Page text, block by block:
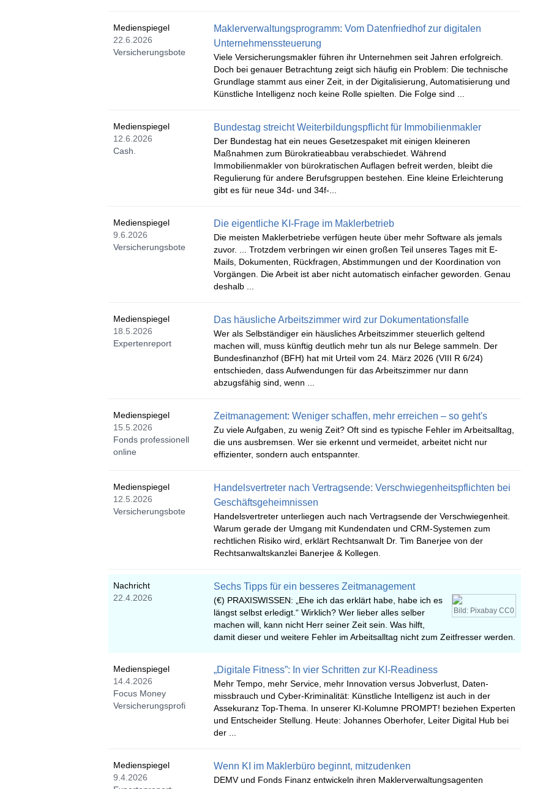
Medienspiegel
22.6.2026
Versicherungsbote
Maklerverwaltungsprogramm: Vom Datenfriedhof zur digitalen
Unternehmenssteuerung
Viele Versicherungsmakler führen ihr Unternehmen seit Jahren erfolgreich.
Doch bei genauer Betrachtung zeigt sich häufig ein Problem: Die technische
Grundlage stammt aus einer Zeit, in der Digitalisierung, Automatisierung und
Künstliche Intelligenz noch keine Rolle spielten. Die Folge sind ...
Medienspiegel
12.6.2026
Cash.
Bundestag streicht Weiterbildungspflicht für Immobilienmakler
Der Bundestag hat ein neues Gesetzespaket mit einigen kleineren
Maßnahmen zum Bürokratieabbau verabschiedet. Während
Immobilienmakler von bürokratischen Auflagen befreit werden, bleibt die
Regulierung für andere Berufsgruppen bestehen. Eine kleine Erleichterung
gibt es für neue 34d- und 34f-...
Medienspiegel
9.6.2026
Versicherungsbote
Die eigentliche KI-Frage im Maklerbetrieb
Die meisten Maklerbetriebe verfügen heute über mehr Software als jemals
zuvor. ... Trotzdem verbringen wir einen großen Teil unseres Tages mit E-
Mails, Dokumenten, Rückfragen, Abstimmungen und der Koordination von
Vorgängen. Die Arbeit ist aber nicht automatisch einfacher geworden. Genau
deshalb ...
Medienspiegel
18.5.2026
Expertenreport
Das häusliche Arbeitszimmer wird zur Dokumentationsfalle
Wer als Selbständiger ein häusliches Arbeitszimmer steuerlich geltend
machen will, muss künftig deutlich mehr tun als nur Belege sammeln. Der
Bundesfinanzhof (BFH) hat mit Urteil vom 24. März 2026 (VIII R 6/24)
entschieden, dass Aufwendungen für das Arbeitszimmer nur dann
abzugsfähig sind, wenn ...
Medienspiegel
15.5.2026
Fonds professionell
online
Zeitmanagement: Weniger schaffen, mehr erreichen – so geht's
Zu viele Aufgaben, zu wenig Zeit? Oft sind es typische Fehler im Arbeitsalltag,
die uns ausbremsen. Wer sie erkennt und vermeidet, arbeitet nicht nur
effizienter, sondern auch entspannter.
Medienspiegel
12.5.2026
Versicherungsbote
Handelsvertreter nach Vertragsende: Verschwiegenheitspflichten bei
Geschäftsgeheimnissen
Handelsvertreter unterliegen auch nach Vertragsende der Verschwiegenheit.
Warum gerade der Umgang mit Kundendaten und CRM-Systemen zum
rechtlichen Risiko wird, erklärt Rechtsanwalt Dr. Tim Banerjee von der
Rechtsanwaltskanzlei Banerjee & Kollegen.
Nachricht
22.4.2026
Sechs Tipps für ein besseres Zeitmanagement
Bild: Pixabay CC0
(€) PRAXISWISSEN: „Ehe ich das erklärt habe, habe ich es
längst selbst erledigt.“ Wirklich? Wer lieber alles selber
machen will, kann nicht Herr seiner Zeit sein. Was hilft,
damit dieser und weitere Fehler im Arbeitsalltag nicht zum Zeitfresser werden.
Medienspiegel
14.4.2026
Focus Money
Versicherungsprofi
„Digitale Fitness”: In vier Schritten zur KI-Readiness
Mehr Tempo, mehr Service, mehr Innovation versus Jobverlust, Daten­
missbrauch und Cyber-Kriminalität: Künstliche Intelligenz ist auch in der
Assekuranz Top-Thema. In unserer KI-Kolumne PROMPT! beziehen Experten
und Entscheider Stellung. Heute: Johannes Oberhofer, Leiter Digital Hub bei
der ...
Medienspiegel
9.4.2026
Wenn KI im Maklerbüro beginnt, mitzudenken
DEMV und Fonds Finanz entwickeln ihren Maklerverwaltungsagenten